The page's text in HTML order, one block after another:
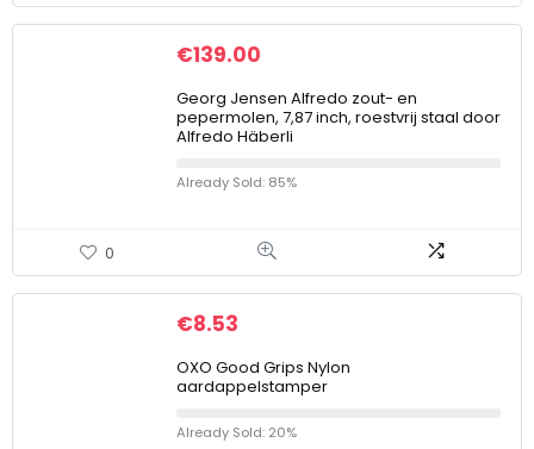
€139.00
Georg Jensen Alfredo zout- en
pepermolen, 7,87 inch, roestvrij staal door
Alfredo Häberli
Already Sold: 85%
0
€8.53
OXO Good Grips Nylon
aardappelstamper
Already Sold: 20%